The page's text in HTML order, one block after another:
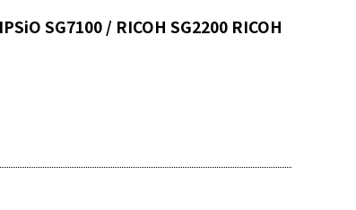
SG7100 / RICOH SG2200 RICOH